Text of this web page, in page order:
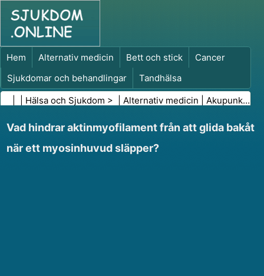
Hem Alternativ medicin Bett och stick
Cancer
Sjukdomar och behandlingar
Tandhälsa
Kost och näring
Familjehälsa
Hälsa och Sjukdom > | Alternativ medicin Akupunktur
Vad hindrar aktinmyofilament från att glida bakåt
när ett myosinhuvud släpper?